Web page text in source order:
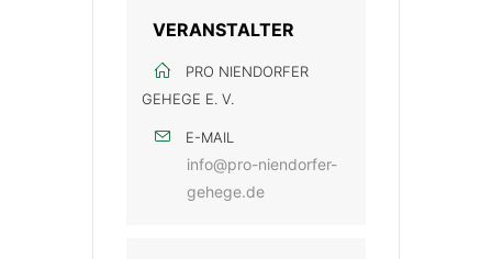
VERANSTALTER
PRO NIENDORFER
GEHEGE E. V.
E-MAIL
info@pro-niendorfer-
gehege.de